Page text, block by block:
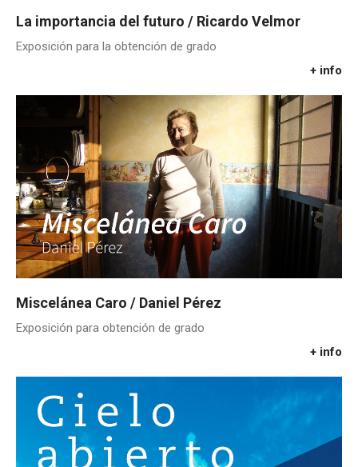
La importancia del futuro / Ricardo Velmor
Exposición para la obtención de grado
+ info
Miscelánea Caro / Daniel Pérez
Exposición para obtención de grado
+ info